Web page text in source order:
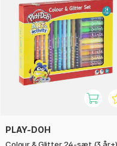
PLAY-DOH